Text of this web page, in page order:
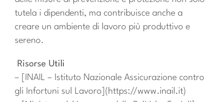
tutela i dipendenti, ma contribuisce anche a
creare un ambiente di lavoro più produttivo e
sereno.
Risorse Utili
– [INAIL – Istituto Nazionale Assicurazione contro
gli Infortuni sul Lavoro](https://www.inail.it)